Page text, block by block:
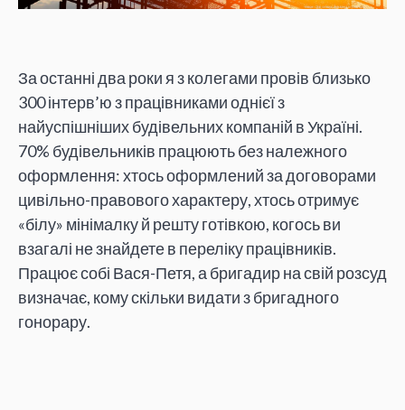
За останні два роки я з колегами провів близько
300 інтерв’ю з працівниками однієї з
найуспішніших будівельних компаній в Україні.
70% будівельників працюють без належного
оформлення: хтось оформлений за договорами
цивільно-правового характеру, хтось отримує
«білу» мінімалку й решту готівкою, когось ви
взагалі не знайдете в переліку працівників.
Працює собі Вася-Петя, а бригадир на свій розсуд
визначає, кому скільки видати з бригадного
гонорару.